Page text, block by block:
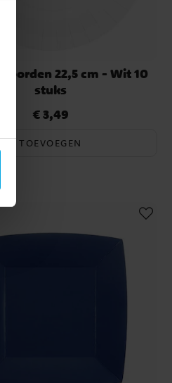
borden 22,5 cm - Wit 10
stuks
Prijs:€ 3,49
€ 3,49
TOEVOEGEN